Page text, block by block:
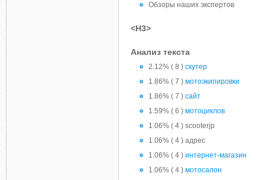
Обзоры наших экспертов
<H3>
Анализ текста
2.12% ( 8 ) скутер
1.86% ( 7 ) мотоэкипировки
1.86% ( 7 ) сайт
1.59% ( 6 ) мотоциклов
1.06% ( 4 ) scooterjp
1.06% ( 4 ) адрес
1.06% ( 4 ) интернет-магазин
1.06% ( 4 ) мотосалон